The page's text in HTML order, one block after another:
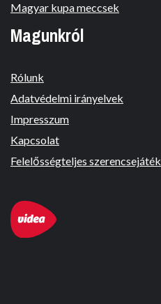
Magyar kupa meccsek
Magunkról
Rólunk
Adatvédelmi irányelvek
Impresszum
Kapcsolat
Felelősségteljes szerencsejáték